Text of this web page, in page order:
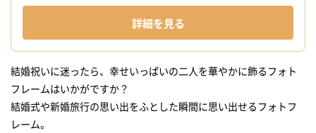
詳細を見る
結婚祝いに迷ったら、幸せいっぱいの二人を華やかに飾るフォト
フレームはいかがですか？
結婚式や新婚旅行の思い出をふとした瞬間に思い出せるフォトフ
レーム。